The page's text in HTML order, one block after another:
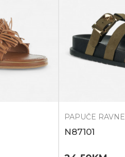
PAPUČE RAVNE
N87101